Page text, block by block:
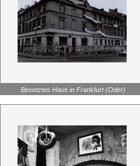
Besetztes Haus in Frankfurt (Oder)